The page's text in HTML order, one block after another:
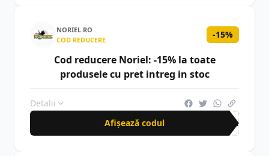
NORIEL.RO
COD REDUCERE
-15%
Cod reducere Noriel: -15% la toate
produsele cu pret intreg in stoc
Detalii
Afișează codul
NEW